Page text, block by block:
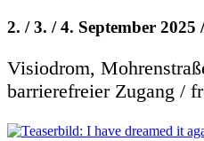
2. / 3. / 4. September
Visiodrom,
barrierefreier Zugang /